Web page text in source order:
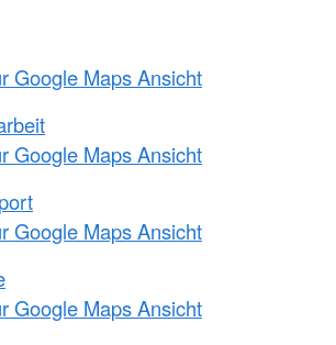
Google Maps Ansicht
Google Maps Ansicht
Google Maps Ansicht
Google Maps Ansicht